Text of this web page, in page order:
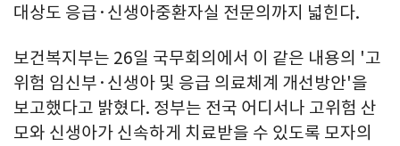
대상도 응급·신생아중환자실 전문의까지 넓힌다.
보건복지부는 26일 국무회의에서 이 같은 내용의 '고
위험 임신부·신생아 및 응급 의료체계 개선방안'을
보고했다고 밝혔다. 정부는 전국 어디서나 고위험 산
모와 신생아가 신속하게 치료받을 수 있도록 모자의